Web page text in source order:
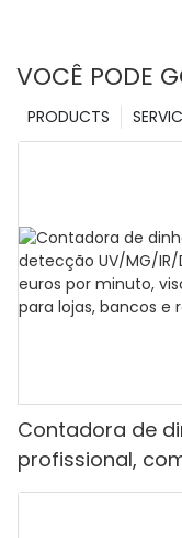
VOCÊ PODE
PRODUCTS
Contadora de
profissional,
capacidade de